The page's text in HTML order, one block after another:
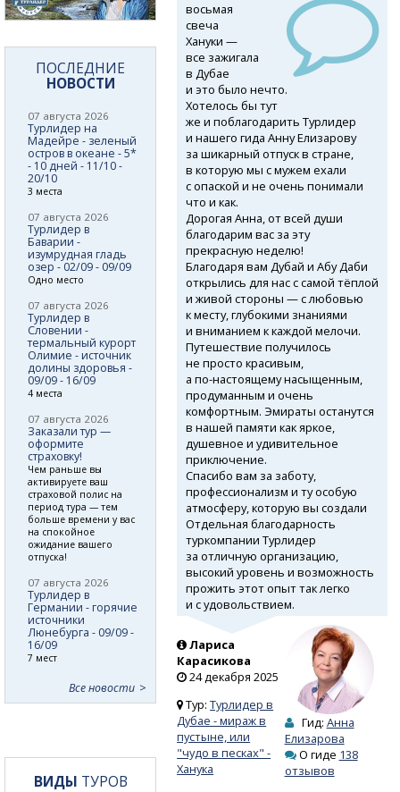
восьмая
свеча
Хануки —
все зажигала
в Дубае
и это было нечто.
Хотелось бы тут
же и поблагодарить Турлидер
и нашего гида Анну Елизарову
за шикарный отпуск в стране,
в которую мы с мужем ехали
с опаской и не очень понимали
что и как.
Дорогая Анна, от всей души
благодарим вас за эту
прекрасную неделю!
Благодаря вам Дубай и Абу Даби
открылись для нас с самой тёплой
и живой стороны — с любовью
к месту, глубокими знаниями
и вниманием к каждой мелочи.
Путешествие получилось
не просто красивым,
а по-настоящемунасыщенным,
продуманным и очень
комфортным. Эмираты останутся
в нашей памяти как яркое,
душевное и удивительное
приключение.
Спасибо вам за заботу,
профессионализм и ту особую
атмосферу, которую вы создали
Отдельная благодарность
туркомпании Турлидер
за отличную организацию,
высокий уровень и возможность
прожить этот опыт так легко
и с удовольствием.
Лариса
Карасикова
24 декабря 2025
Тур:Турлидер в
Дубае - мираж в
пустыне, или
"чудо в песках" -
Ханука
Гид: Анна
Елизарова
О гиде 138
отзывов
ПОСЛЕДНИЕ
НОВОСТИ
07 августа 2026
Турлидер на
Мадейре - зеленый
остров в океане - 5*
- 10 дней - 11/10 -
20/10
3 места
07 августа 2026
Турлидер в
Баварии -
изумрудная гладь
озер - 02/09 - 09/09
Одно место
07 августа 2026
Турлидер в
Словении -
термальный курорт
Олимие - источник
долины здоровья -
09/09 - 16/09
4 места
07 августа 2026
Заказали тур —
оформите
страховку!
Чем раньше вы
активируете ваш
страховой полис на
период тура — тем
больше времени у вас
на спокойное
ожидание вашего
отпуска!
07 августа 2026
Турлидер в
Германии - горячие
источники
Люнебурга - 09/09 -
16/09
7 мест
Все новости
ВИДЫ ТУРОВ